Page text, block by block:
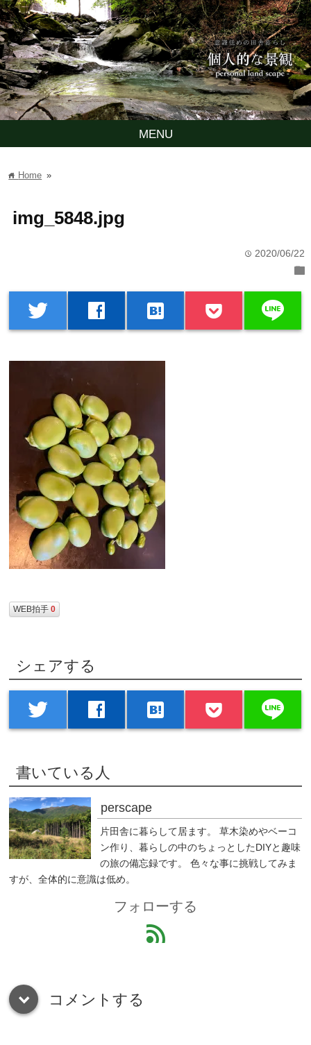
MENU
home Home »
img_5848.jpg
time 2020/06/22
folder
twitter facebook hatenabookmark line
WEB拍手0
シェアする
twitter facebook hatenabookmark line
書いている人
perscape
片田舎に暮らして居ます。 草木染めやベーコ
ン作り、暮らしの中のちょっとしたDIYと趣味
の旅の備忘録です。 色々な事に挑戦してみま
すが、全体的に意識は低め。
フォローする
feed
down コメントする